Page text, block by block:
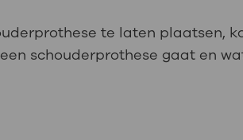
te laten plaatsen,
schouderprothese gaat en